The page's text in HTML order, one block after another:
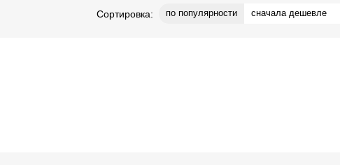
Сортировка: по популярности сначала дешевле